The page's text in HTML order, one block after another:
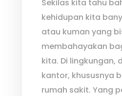
Sekilas kita tahu
kehidupan kita
atau kuman yang
membahayakan
kita. Di lingkungan,
kantor, khususnya
rumah sakit. Yang